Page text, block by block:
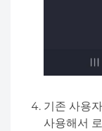
기존 사용
사용해서